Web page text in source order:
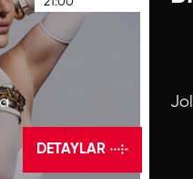
DETAYLAR